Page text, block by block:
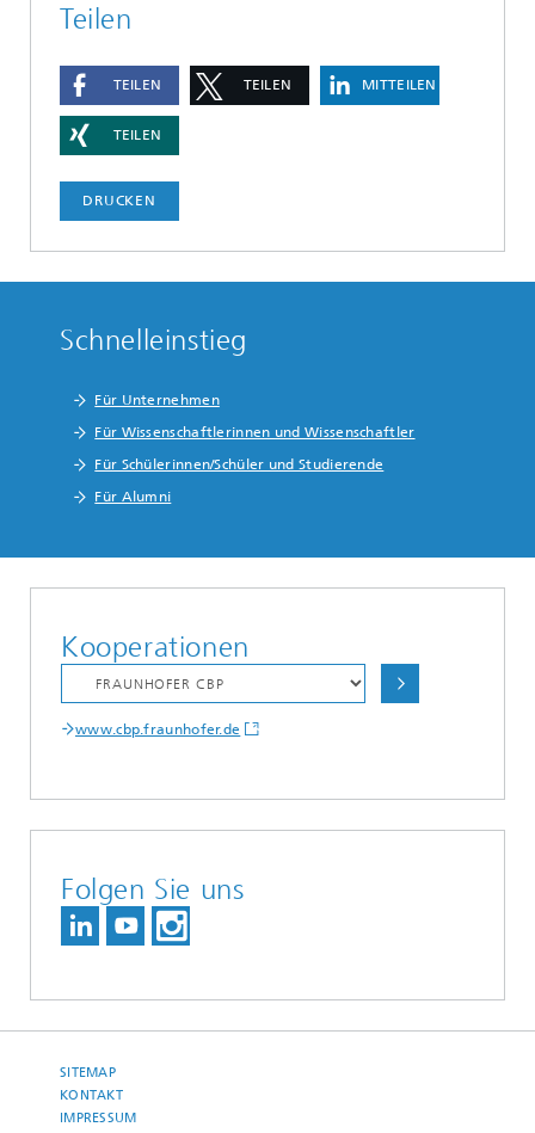
Teilen
TEILEN TEILEN MITTEILEN
TEILEN
DRUCKEN
Schnelleinstieg
Für Unternehmen
Für Wissenschaftlerinnen und Wissenschaftler
Für Schülerinnen/Schüler und Studierende
Für Alumni
Kooperationen
www.cbp.fraunhofer.de
Folgen Sie uns
SITEMAP
KONTAKT
IMPRESSUM